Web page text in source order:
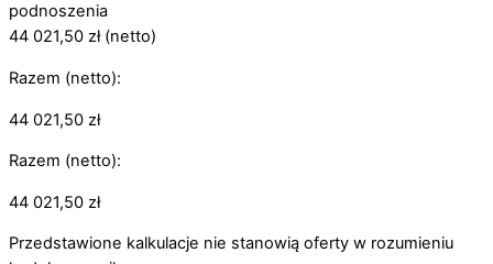
podnoszenia
44 021,50 zł(netto)
Razem (netto):
44 021,50 zł
Razem (netto):
44 021,50 zł
Przedstawione kalkulacje nie stanowią oferty w rozumieniu